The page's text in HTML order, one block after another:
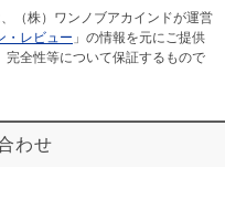
（株）ワンノブアカインドが運営
・レビュー 」の情報を元にご提供
完全性等について保証するもので
わせ